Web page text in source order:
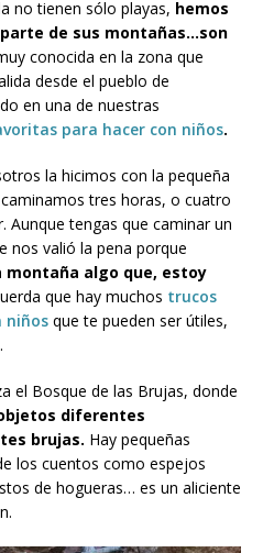
no tienen sólo playas, hemos
de sus montañas…son
conocida en la zona que
desde el pueblo de
en una de nuestras
para hacer con niños.
la hicimos con la pequeña
tres horas, o cuatro
Aunque tengas que caminar un
nos valió la pena porque
algo que, estoy
que hay muchos trucos
niños que te pueden ser útiles,
el Bosque de las Brujas, donde
diferentes
brujas. Hay pequeñas
los cuentos como espejos
de hogueras… es un aliciente